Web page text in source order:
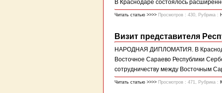
В Краснодаре состоялось
Читать статью >>>> Просмотров : 430, Рубрика :
Визит представителя
НАРОДНАЯ ДИПЛОМАТИЯ. В
Восточное Сараево Республики
сотрудничеству между Восточным
Читать статью >>>> Просмотров : 471, Рубрика :